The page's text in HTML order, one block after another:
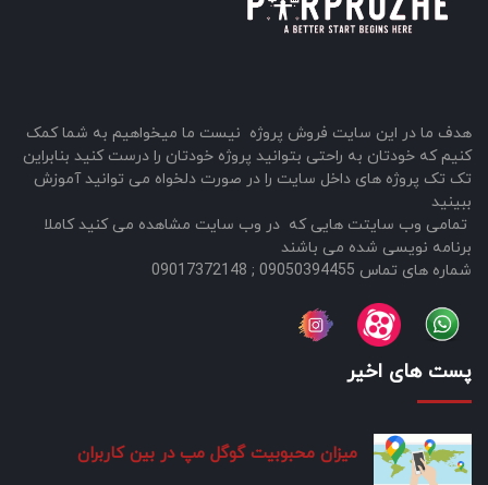
هدف ما در این سایت فروش پروژه نیست ما میخواهیم به شما کمک
کنیم که خودتان به راحتی بتوانید پروژه خودتان را درست کنید بنابراین
تک تک پروژه های داخل سایت را در صورت دلخواه می توانید آموزش
ببینید
تمامی وب سایتت هایی که در وب سایت مشاهده می کنید کاملا
برنامه نویسی شده می باشند
شماره های تماس 09050394455 ; 09017372148
پست های اخیر
میزان محبوبیت گوگل مپ در بین کاربران